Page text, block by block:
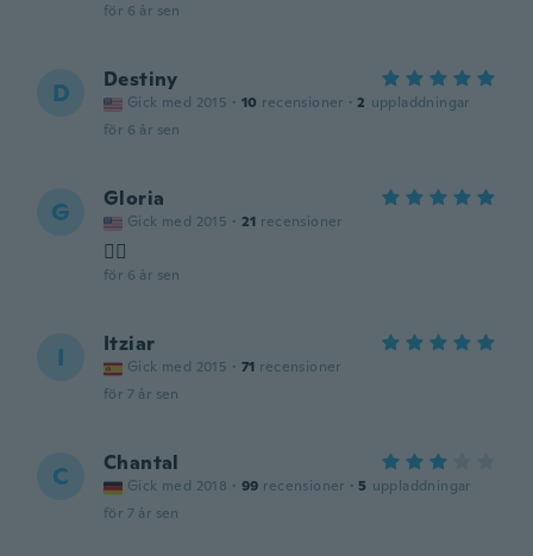
för 6 år sen
D Destiny
Gick med 2015 · 10 recensioner · 2 uppladdningar
för 6 år sen
G Gloria
Gick med 2015 · 21 recensioner
👌🏼
för 6 år sen
I Itziar
Gick med 2015 · 71 recensioner
för 7 år sen
C Chantal
Gick med 2018 · 99 recensioner · 5 uppladdningar
för 7 år sen